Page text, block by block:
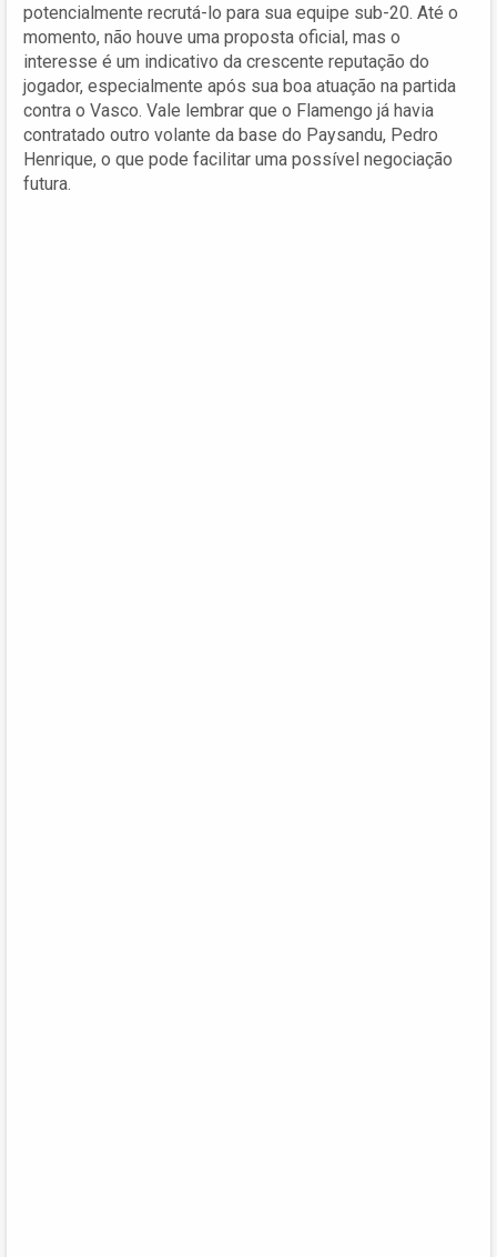
potencialmente recrutá-lo para sua equipe sub-20. Até o
momento, não houve uma proposta oficial, mas o
interesse é um indicativo da crescente reputação do
jogador, especialmente após sua boa atuação na partida
contra o Vasco. Vale lembrar que o Flamengo já havia
contratado outro volante da base do Paysandu, Pedro
Henrique, o que pode facilitar uma possível negociação
futura.